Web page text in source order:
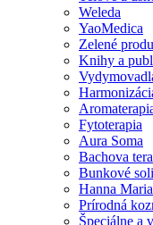
Weleda
YaoMedica
Zelené
Knihy a
Fytoterapia
Aura Soma
Bachova
Bunkové soli
Hanna Maria
Prírodná
Špeciálne a